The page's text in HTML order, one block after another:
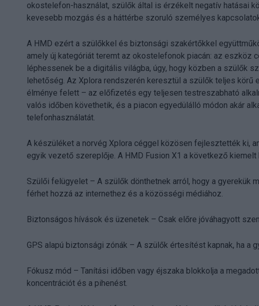
okostelefon-használat, szülők által is érzékelt negatív hatásai
kevesebb mozgás és a háttérbe szoruló személyes
A HMD ezért a szülőkkel és biztonsági szakértőkkel
amely új kategóriát teremt az okostelefonok piacán: az eszköz
léphessenek be a digitális világba, úgy, hogy közben a szülők
lehetőség. Az Xplora rendszerén keresztül a szülők teljes
élménye felett – az előfizetés egy teljesen testreszabható
valós időben követhetik, és a piacon egyedülálló módon akár
telefonhasználatát.
A készüléket a norvég Xplora céggel közösen fejlesztették ki,
egyik vezető szereplője. A HMD Fusion X1 a következő
Szülői felügyelet – A szülők dönthetnek arról, hogy a gyerekük
férhet hozzá az internethez és a közösségi médiához.
Biztonságos hívások és üzenetek – Csak előre jóváhagyott
GPS alapú biztonsági zónák – A szülők értesítést kapnak, ha a
Fókusz mód – Tanítási időben vagy éjszaka blokkolja a
koncentrációt és a pihenést.